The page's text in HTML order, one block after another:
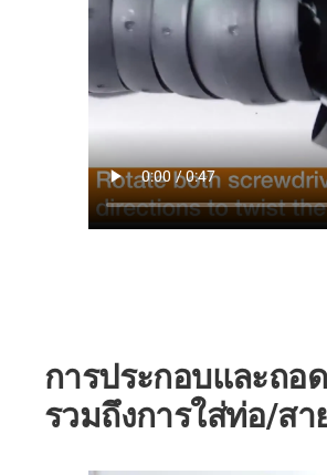
การประกอบและถอ
รวมถึงการใส่ท่อ/สา